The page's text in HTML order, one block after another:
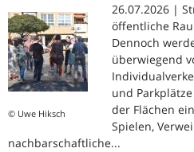
© Uwe Hiksch
26.07.2026 |
öffentliche
Dennoch
überwiegend
und
der Flächen
Spielen,
nachbarschaftliche...